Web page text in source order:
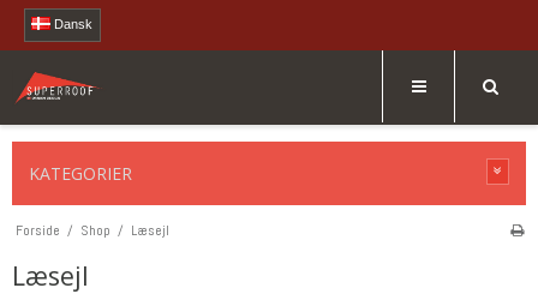
Dansk
KATEGORIER
Forside / Shop / Læsejl
Læsejl